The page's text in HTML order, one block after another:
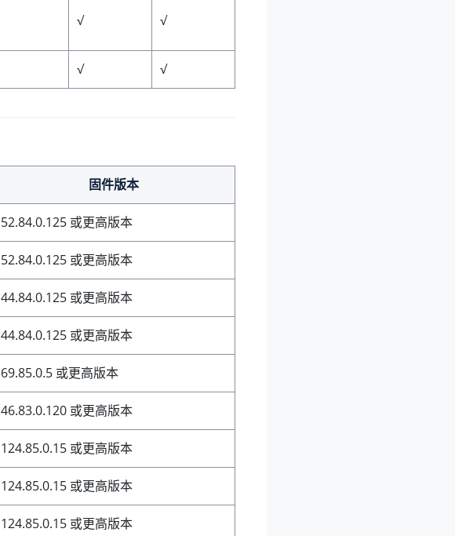
√ √
√ √
固件版本
52.84.0.125 或更高版本
52.84.0.125 或更高版本
44.84.0.125 或更高版本
44.84.0.125 或更高版本
69.85.0.5 或更高版本
46.83.0.120 或更高版本
124.85.0.15 或更高版本
124.85.0.15 或更高版本
124.85.0.15 或更高版本